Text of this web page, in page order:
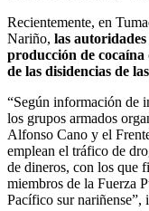
Recientemente, en
Nariño, las
producción de
de las disidencias de
“Según información de
los grupos armados
Alfonso Cano y el
emplean el tráfico de
de dineros, con los que
miembros de la Fuerza
Pacífico sur nariñense”,